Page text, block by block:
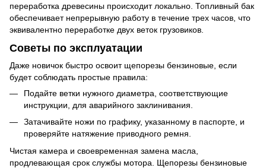
переработка древесины происходит локально. Топливный бак
обеспечивает непрерывную работу в течение трех часов, что
эквивалентно переработке двух веток грузовиков.
Советы по эксплуатации
Даже новичок быстро освоит щепорезы бензиновые, если
будет соблюдать простые правила:
Подайте ветки нужного диаметра, соответствующие
инструкции, для аварийного заклинивания.
Затачивайте ножи по графику, указанному в паспорте, и
проверяйте натяжение приводного ремня.
Чистая камера и своевременная замена масла,
продлевающая срок службы мотора. Щепорезы бензиновые